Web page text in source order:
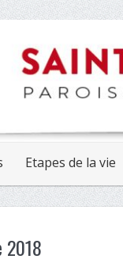
Etapes de la vie
2018